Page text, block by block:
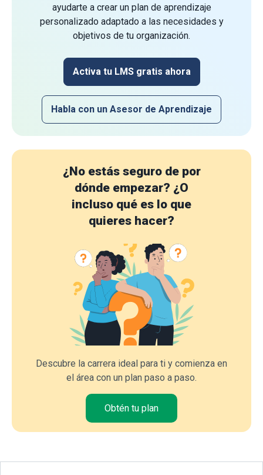
ayudarte a crear un plan de aprendizaje
personalizado adaptado a las necesidades y
objetivos de tu organización.
Activa tu LMS gratis ahora
Habla con un Asesor de Aprendizaje
¿No estás seguro de por
dónde empezar? ¿O
incluso qué es lo que
quieres hacer?
Descubre la carrera ideal para ti y comienza en
el área con un plan paso a paso.
Obtén tu plan